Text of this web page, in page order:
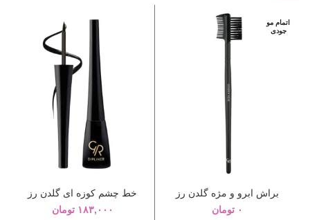
اتمام مو
جودی
براش ابرو و مژه گلدن رز
۰ تومان
خط چشم کوزه ای گلدن رز
۱۸۳,۰۰۰ تومان